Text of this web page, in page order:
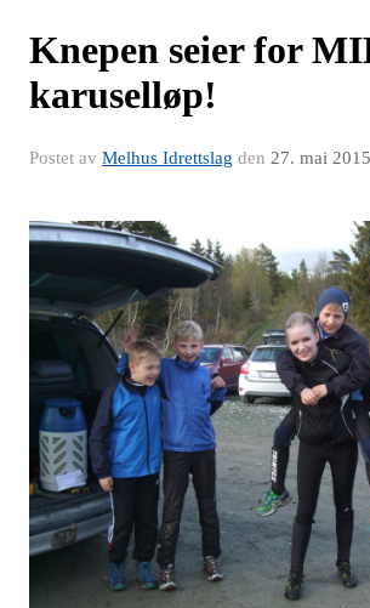
Knepen seier for
karuselløp!
Postet av Melhus Idrettslag den 27. mai 2015